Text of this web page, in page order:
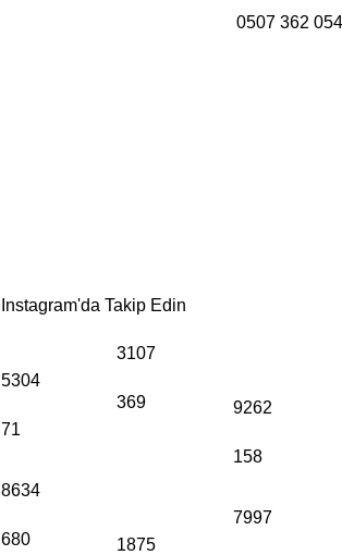
0507 362
Instagram'da Takip Edin
5304
71
3107
369 9262
158
8634
680 1875
7997